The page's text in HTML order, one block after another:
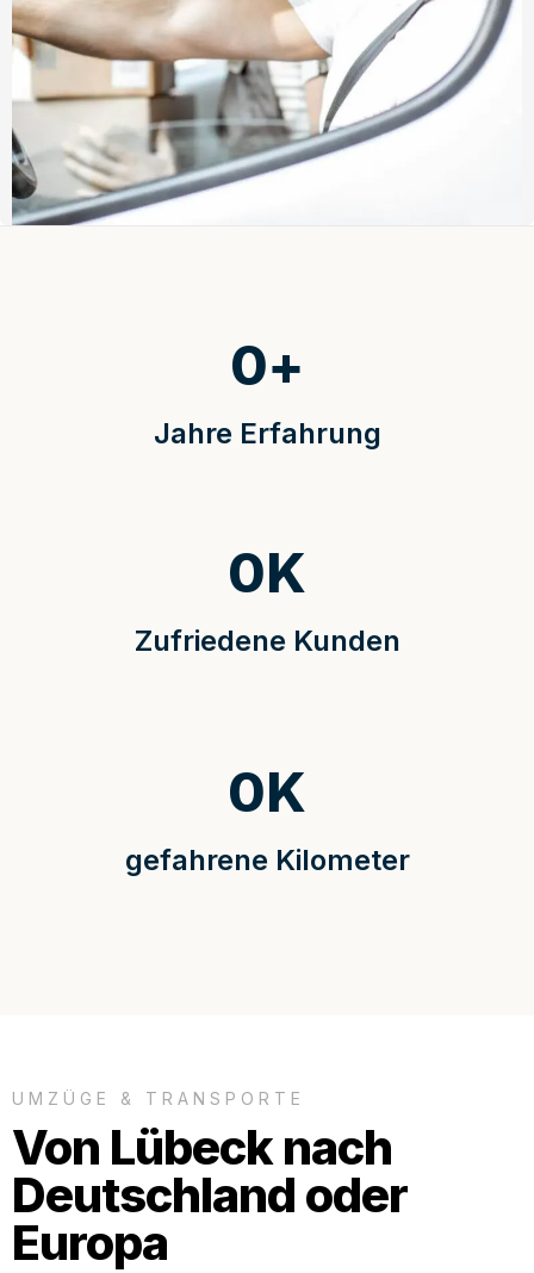
Jahre Erfahrung
0+
Zufriedene Kunden
0K
gefahrene Kilometer
0K
UMZÜGE & TRANSPORTE
Von Lübeck nach
Deutschland oder
Europa